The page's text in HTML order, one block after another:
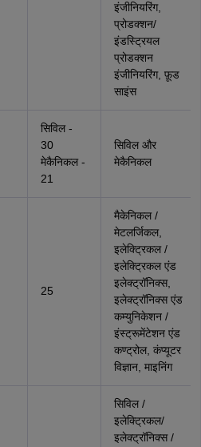
इंजीनियरिंग,
प्रोडक्शन/
इंडस्ट्रियल
प्रोडक्शन
इंजीनियरिंग, फ़ूड
साइंस
सिविल -
30
मेकैनिकल -
21
सिविल और
मेकैनिकल
25
मैकेनिकल /
मेटलर्जिकल,
इलेक्ट्रिकल /
इलेक्ट्रिकल एंड
इलेक्ट्रॉनिक्स,
इलेक्ट्रॉनिक्स एंड
कम्युनिकेशन /
इंस्ट्रूमेंटेशन एंड
कण्ट्रोल, कंप्यूटर
विज्ञान, माइनिंग
सिविल /
इलेक्ट्रिकल/
इलेक्ट्रॉनिक्स /